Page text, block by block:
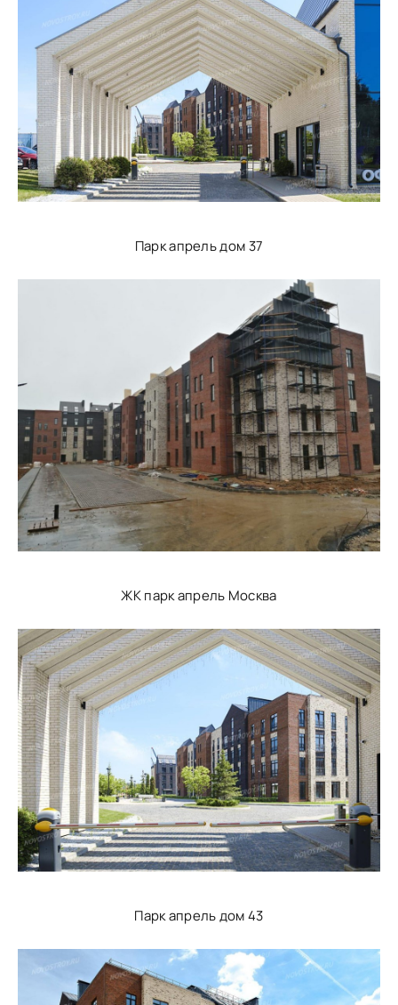
Парк апрель дом 37
ЖК парк апрель Москва
Парк апрель дом 43